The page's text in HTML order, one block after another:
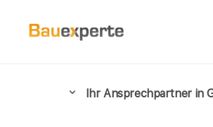
Ihr Ansprechpartner in